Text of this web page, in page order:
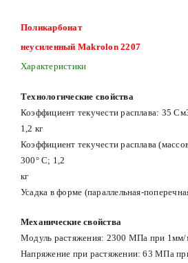
Поликарбонат
неусиленный Makrolon 2207
Характеристики
Технологические свойства
Коэффициент текучести расплава: 35
1,2 кг
Коэффициент текучести расплава
300° С; 1,2
кг
Усадка в форме (параллельная-
Механические свойства
Модуль растяжения: 2300 МПа при
Напряжение при растяжении: 63 МПа